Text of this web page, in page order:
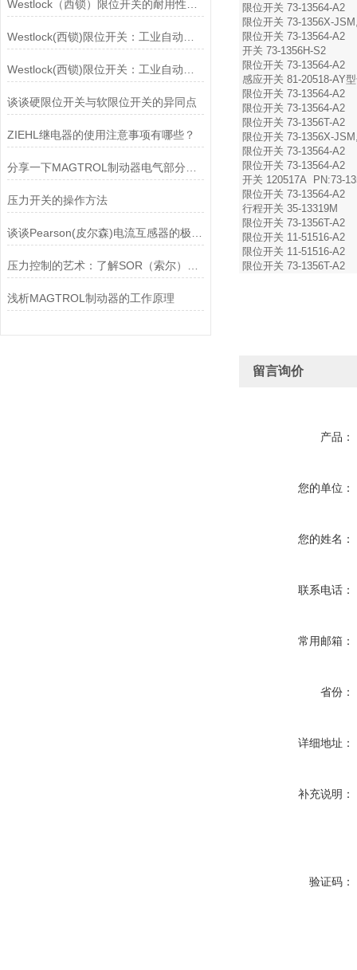
谈谈硬限位开关与软限位开关的异同点
ZIEHL继电器的使用注意事项有哪些？
压力开关的操作方法
浅析MAGTROL制动器的工作原理
限位开关 73-13564-A2
限位开关 73-1356X-
限位开关 73-13564-A2
开关 73-1356H-S2
限位开关 73-13564-A2
感应开关 81-20518-AY
限位开关 73-13564-A2
限位开关 73-13564-A2
限位开关 73-1356T-A2
限位开关 73-1356X-
限位开关 73-13564-A2
限位开关 73-13564-A2
开关 120517A PN:73-
限位开关 73-13564-A2
行程开关 35-13319M
限位开关 73-1356T-A2
限位开关 11-51516-A2
限位开关 11-51516-A2
限位开关 73-1356T-A2
留言询价
产品：
您的单位：
您的姓名：
联系电话：
常用邮箱：
省份：
详细地址：
补充说明：
验证码：